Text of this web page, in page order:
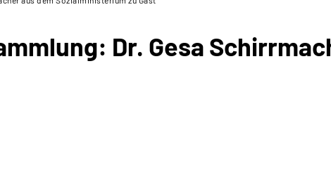
Dr. Gesa